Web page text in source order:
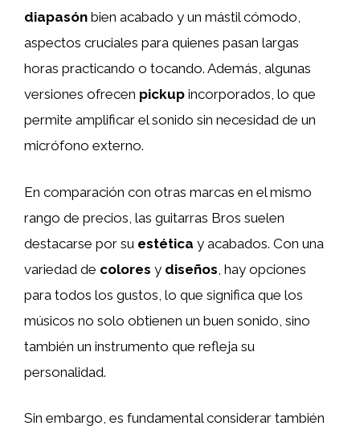
diapasón bien acabado y un mástil cómodo,
aspectos cruciales para quienes pasan largas
horas practicando o tocando. Además, algunas
versiones ofrecen pickup incorporados, lo que
permite amplificar el sonido sin necesidad de un
micrófono externo.
En comparación con otras marcas en el mismo
rango de precios, las guitarras Bros suelen
destacarse por su estética y acabados. Con una
variedad de colores y diseños , hay opciones
para todos los gustos, lo que significa que los
músicos no solo obtienen un buen sonido, sino
también un instrumento que refleja su
personalidad.
Sin embargo, es fundamental considerar también